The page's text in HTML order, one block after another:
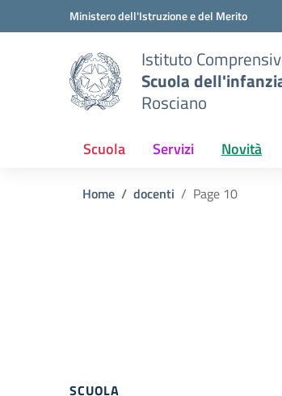
Vai ai contenuti
Vai al menu di navigazioneMinistero dell'Istruzione e del Merito
Istituto
Scuola
Rosciano
Scuola Servizi Novità
Home docenti Page 10
SCUOLA